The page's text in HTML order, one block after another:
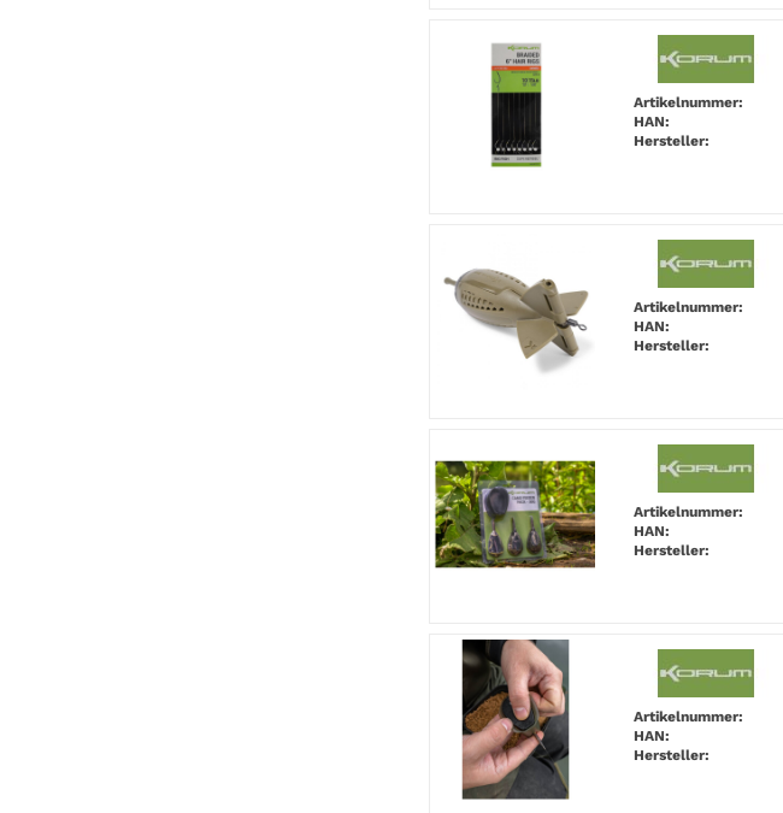
Artikelnummer:
HAN:
Hersteller:
Artikelnummer:
HAN:
Hersteller:
Artikelnummer:
HAN:
Hersteller:
Artikelnummer:
HAN:
Hersteller: